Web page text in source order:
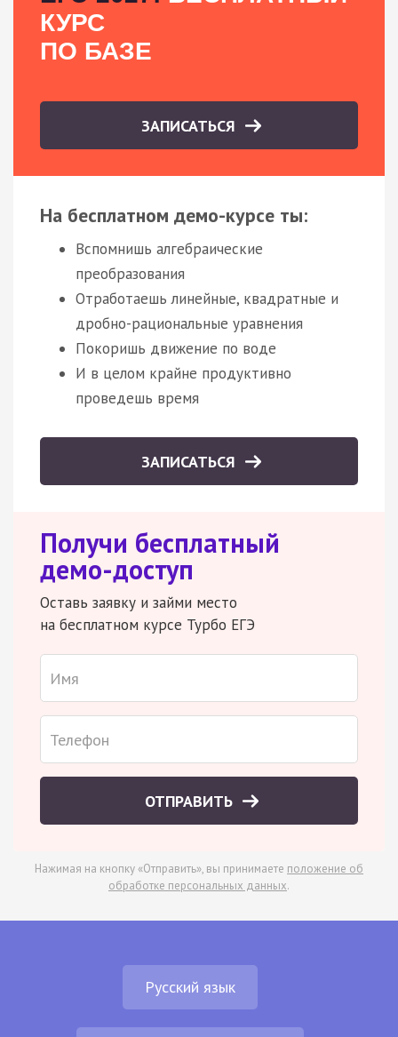
КУРС
ПО БАЗЕ
ЗАПИСАТЬСЯ
На бесплатном демо-курсе ты:
Вспомнишь алгебраические
преобразования
Отработаешь линейные, квадратные и
дробно-рациональные уравнения
Покоришь движение по воде
И в целом крайне продуктивно
проведешь время
ЗАПИСАТЬСЯ
Получи бесплатный
демо-доступ
Оставь заявку и займи место
на бесплатном курсе Турбо ЕГЭ
ОТПРАВИТЬ
Нажимая на кнопку «Отправить», вы принимаете положение об
обработке персональных данных.
Русский язык